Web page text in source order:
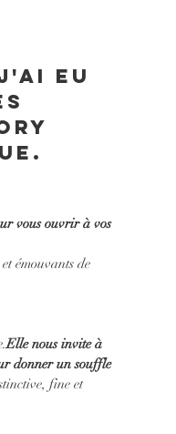
eu
vous ouvrir à vos
émouvants de
Elle nous invite à
donner un souffle
fine et